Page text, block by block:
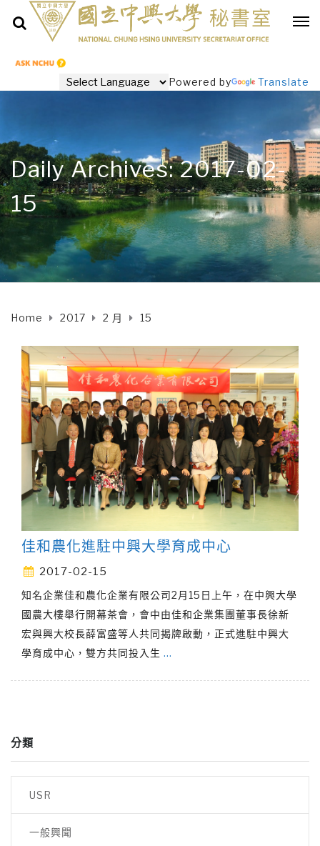
Powered by Translate
Daily Archives: 2017-02-
15
Home 2017 2 月 15
佳和農化進駐中興大學育成中心
2017-02-15
知名企業佳和農化企業有限公司2月15日上午，在中興大學
國農大樓舉行開幕茶會，會中由佳和企業集團董事長徐新
宏與興大校長薛富盛等人共同揭牌啟動，正式進駐中興大
學育成中心，雙方共同投入生 …
分類
USR
一般興聞